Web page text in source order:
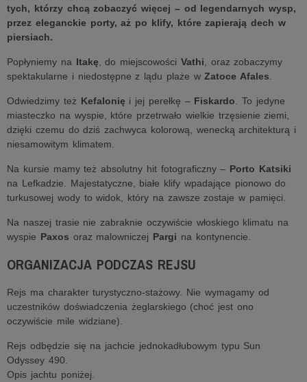
tych, którzy chcą zobaczyć więcej – od legendarnych wysp,
przez eleganckie porty, aż po klify, które zapierają dech w
piersiach.
Popłyniemy na Itakę , do miejscowości Vathi , oraz zobaczymy
spektakularne i niedostępne z lądu plaże wZatoce Afales
Odwiedzimy też Kefalonię i jej perełkę – Fiskardo . To jedyne
miasteczko na wyspie, które przetrwało wielkie trzęsienie ziemi,
dzięki czemu do dziś zachwyca kolorową, wenecką architekturą i
niesamowitym klimatem.
Na kursie mamy też absolutny hit fotograficzny – Porto Katsiki
na Lefkadzie. Majestatyczne, białe klify wpadające pionowo do
turkusowej wody to widok, który na zawsze zostaje w pamięci.
Na naszej trasie nie zabraknie oczywiście włoskiego klimatu na
wyspie Paxos oraz malowniczej Pargi na kontynencie.
ORGANIZACJA PODCZAS REJSU
Rejs ma charakter turystyczno-stażowy. Nie wymagamy od
uczestników doświadczenia żeglarskiego (choć jest ono
oczywiście mile widziane).
Rejs odbędzie się na jachcie jednokadłubowym typu Sun
Odyssey 490.
Opis jachtu poniżej.